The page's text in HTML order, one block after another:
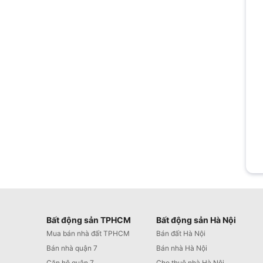
Bất động sản TPHCM
Mua bán nhà đất TPHCM
Bán nhà quận 7
Bất động sản Hà Nội
Bán đất Hà Nội
Bán nhà Hà Nội